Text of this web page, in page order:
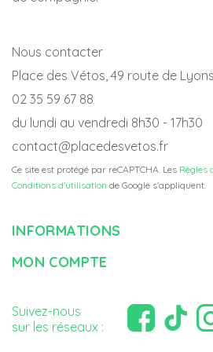
Nous contacter
Place des Vétos, 49 route de
02 35 59 67 88
du lundi au vendredi 8h30 - 17h30
contact@placedesvetos.fr
Ce site est protégé par reCAPTCHA. Les Règles
Conditions d'utilisation de Google s'appliquent.
INFORMATIONS
MON COMPTE
Suivez-nous
sur les réseaux :